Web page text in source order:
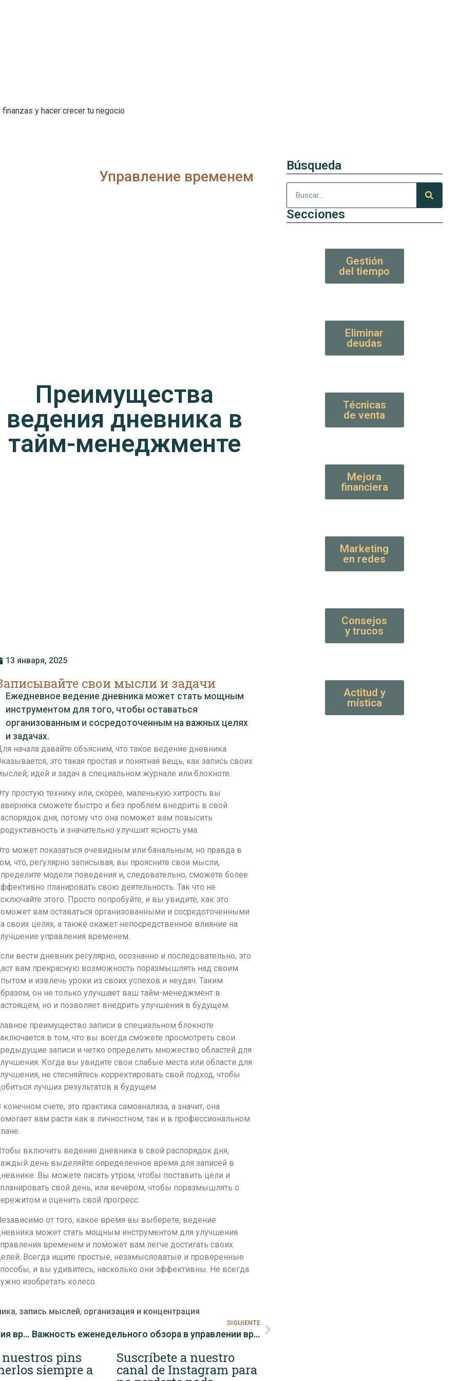
y hacer crecer tu negocio
Управление временем
Преимущества
ведения дневника в
тайм-менеджменте
13 января, 2025
свои мысли и задачи
Ежедневное ведение дневника может стать мощным
инструментом для того, чтобы оставаться
организованным и сосредоточенным на важных целях
и задачах.
начала давайте объясним, что такое ведение дневника.
это такая простая и понятная вещь, как запись своих
идей и задач в специальном журнале или блокноте.
простую технику или, скорее, маленькую хитрость вы
сможете быстро и без проблем внедрить в свой
дня, потому что она поможет вам повысить
и значительно улучшит ясность ума.
может показаться очевидным или банальным, но правда в
что, регулярно записывая, вы проясните свои мысли,
модели поведения и, следовательно, сможете более
планировать свою деятельность. Так что не
этого. Просто попробуйте, и вы увидите, как это
вам оставаться организованными и сосредоточенными
своих целях, а также окажет непосредственное влияние на
управления временем.
вести дневник регулярно, осознанно и последовательно, это
вам прекрасную возможность поразмышлять над своим
и извлечь уроки из своих успехов и неудач. Таким
он не только улучшает ваш тайм-менеджмент в
но и позволяет внедрить улучшения в будущем.
преимущество записи в специальном блокноте
в том, что вы всегда сможете просмотреть свои
записи и четко определить множество областей для
Когда вы увидите свои слабые места или области для
не стесняйтесь корректировать свой подход, чтобы
лучших результатов в будущем.
конечном счете, это практика самоанализа, а значит, она
вам расти как в личностном, так и в профессиональном
включить ведение дневника в свой распорядок дня,
день выделяйте определенное время для записей в
Вы можете писать утром, чтобы поставить цели и
свой день, или вечером, чтобы поразмышлять о
и оценить свой прогресс.
от того, какое время вы выберете, ведение
может стать мощным инструментом для улучшения
временем и поможет вам легче достигать своих
Всегда ищите простые, незамысловатые и проверенные
и вы удивитесь, насколько они эффективны. Не всегда
изобретать колесо.
, запись мыслей, организация и концентрация
Как использовать технику GTD для управления временем
SIGUIENTE
Важность еженедельного обзора в управлении временем
nuestros pins
siempre a
Suscríbete a nuestro
canal de Instagram para
Búsqueda
Secciones
Gestión
del tiempo
Eliminar
deudas
Técnicas
de venta
Mejora
financiera
Marketing
en redes
Consejos
y trucos
Actitud y
mística